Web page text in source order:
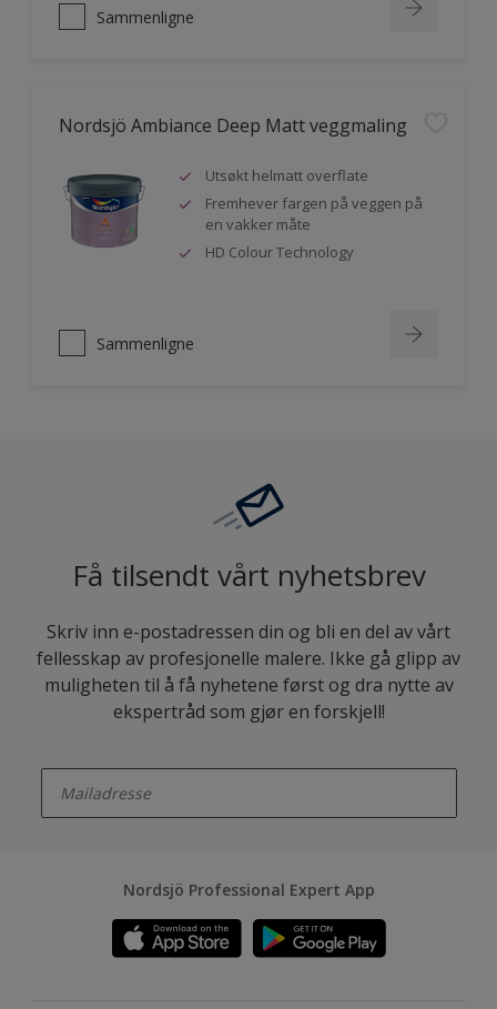
Sammenligne
Nordsjö Ambiance Deep Matt veggmaling
Utsøkt helmatt overflate
Fremhever fargen på veggen på
en vakker måte
HD Colour Technology
Sammenligne
Få tilsendt vårt nyhetsbrev
Skriv inn e-postadressen din og bli en del av vårt
fellesskap av profesjonelle malere. Ikke gå glipp av
muligheten til å få nyhetene først og dra nytte av
ekspertråd som gjør en forskjell!
Nordsjö Professional Expert App